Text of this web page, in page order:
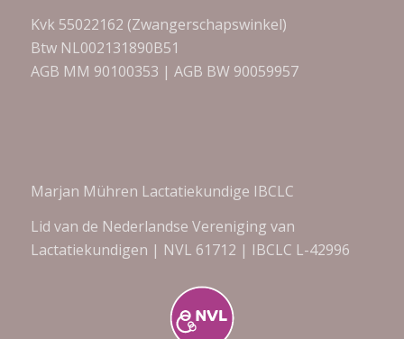
Kvk 55022162 (Zwangerschapswinkel)
Btw NL002131890B51
AGB MM 90100353 | AGB BW 90059957
Marjan Mühren Lactatiekundige IBCLC
Lid van de Nederlandse Vereniging van
Lactatiekundigen | NVL 61712 | IBCLC L-42996